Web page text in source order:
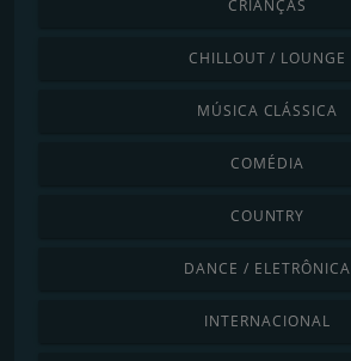
CRIANÇAS
CHILLOUT / LOUNGE
MÚSICA CLÁSSICA
COMÉDIA
COUNTRY
DANCE / ELETRÔNICA
INTERNACIONAL